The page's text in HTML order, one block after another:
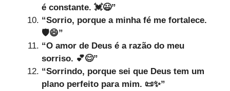
é constante. 💓😃”
“Sorrio, porque a minha fé me fortalece.
🛡️😄”
“O amor de Deus é a razão do meu
sorriso. 💕😊”
“Sorrindo, porque sei que Deus tem um
plano perfeito para mim. 📜✨”